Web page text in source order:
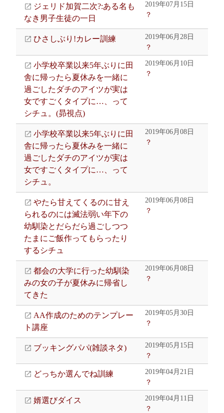
ジェリド加賀二次?:ある名も
なき男子生徒の一日
2019年07月15日
？
ひさしぶり!カレー訓練
2019年06月28日
？
小学校卒業以来5年ぶりに田
舎に帰ったら夏休みを一緒に
過ごしたダチのアイツが実は
女ですごくタイプに…、って
シチュ。(昴視点)
2019年06月10日
？
小学校卒業以来5年ぶりに田
舎に帰ったら夏休みを一緒に
過ごしたダチのアイツが実は
女ですごくタイプに…、って
シチュ。
2019年06月08日
？
やたら甘えてくるのに甘え
られるのには滅法弱い年下の
幼馴染とだらだら過ごしつつ
たまにご飯作ってもらったり
するシチュ
2019年06月08日
？
都会の大学に行った幼馴染
みの女の子が夏休みに帰省し
てきた
2019年06月08日
？
AA作成のためのテンプレー
ト講座
2019年05月30日
？
ブッキングパパ(雑談ネタ)
2019年05月15日
？
どっちか選んでね訓練
2019年04月21日
？
婿選びダイス
2019年04月11日
？